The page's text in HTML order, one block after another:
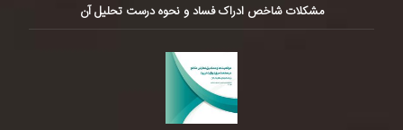
مشکلات شاخص ادراک فساد و نحوه درست تحلیل آن